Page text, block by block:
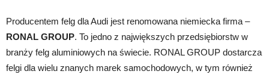
Producentem felg dla Audi jest renomowana niemiecka firma –
RONAL GROUP. To jedno z największych przedsiębiorstw w
branży felg aluminiowych na świecie. RONAL GROUP dostarcza
felgi dla wielu znanych marek samochodowych, w tym również